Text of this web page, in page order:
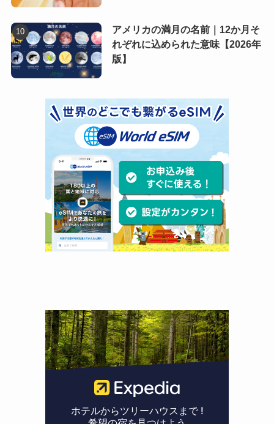
アメリカの満月の名前｜12か月そ
れぞれに込められた意味【2026年
版】